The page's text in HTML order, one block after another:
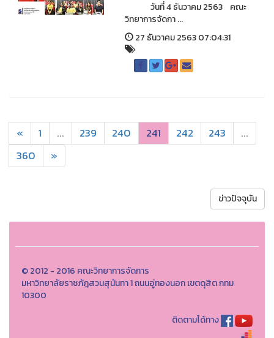
วันที่ 4 ธันวาคม 2563 คณะ
วิทยาการจัดกา ...
27 ธันวาคม 2563 07:04:31
« 1 ... 239 240 241 242 243
...
360
»
ข่าวปัจจุบัน
© 2012 - 2016 คณะวิทยาการจัดการ
มหาวิทยาลัยราชภัฎสวนสุนันทา 1 ถนนอู่ทองนอก เขตดุสิต กทม
10300
ติดตามได้ทาง